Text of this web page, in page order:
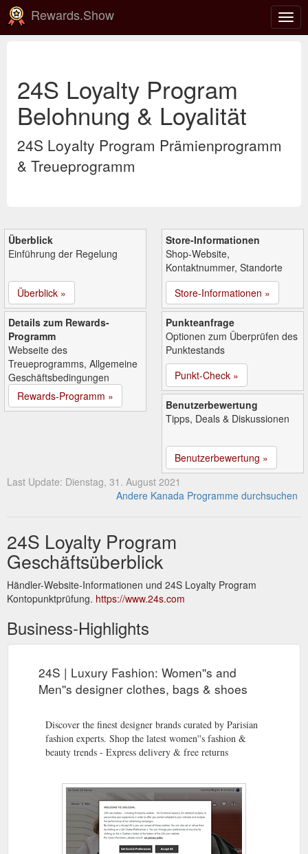
ein-/
Rewards.Show
24S Loyalty Program
Belohnung & Loyalität
24S Loyalty Program Prämienprogramm
& Treueprogramm
Überblick
Einführung der Regelung
Überblick »
Store-Informationen
Shop-Website,
Kontaktnummer, Standorte
Store-Informationen »
Details zum Rewards-
Programm
Webseite des
Treueprogramms, Allgemeine
Geschäftsbedingungen
Rewards-Programm »
Punkteanfrage
Optionen zum Überprüfen des
Punktestands
Punkt-Check »
Benutzerbewertung
Tipps, Deals & Diskussionen
Benutzerbewertung »
Last Update: Dienstag, 31. August 2021
Andere Kanada Programme durchsuchen
24S Loyalty Program
Geschäftsüberblick
Händler-Website-Informationen und 24S Loyalty Program
Kontopunktprüfung. https://www.24s.com
Business-Highlights
24S | Luxury Fashion: Women''s and
Men''s designer clothes, bags & shoes
Discover the finest designer brands curated by Parisian
fashion experts. Shop the latest women''s fashion &
beauty trends - Express delivery & free returns